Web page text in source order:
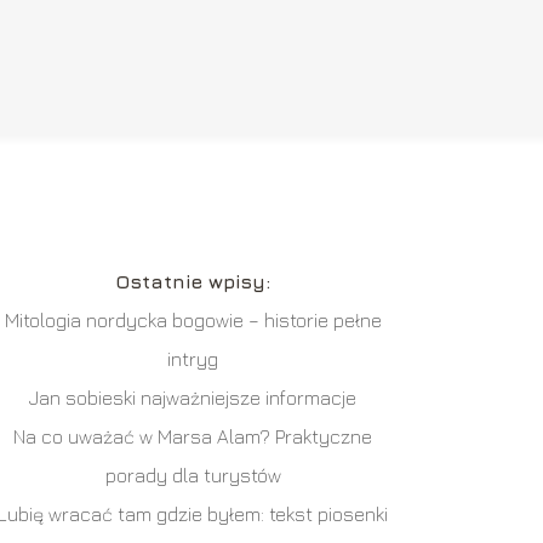
Ostatnie wpisy:
Mitologia nordycka bogowie – historie pełne
intryg
Jan sobieski najważniejsze informacje
Na co uważać w Marsa Alam? Praktyczne
porady dla turystów
wracać tam gdzie byłem: tekst piosenki